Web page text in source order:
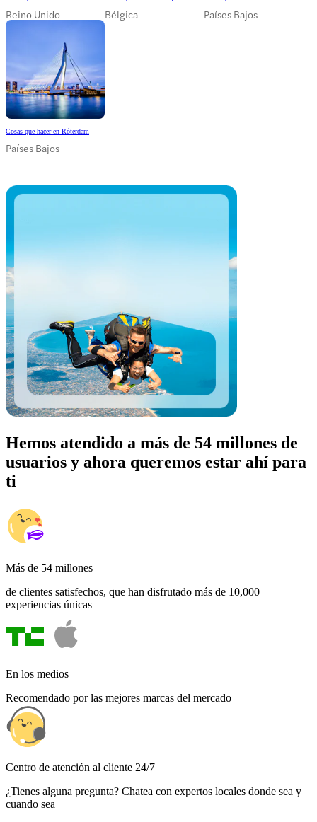
Reino Unido Bélgica Países Bajos
Cosas que hacer en Róterdam
Países Bajos
Hemos atendido a más de 54 millones de
usuarios y ahora queremos estar ahí para
ti
Más de 54 millones
de clientes satisfechos, que han disfrutado más de 10,000
experiencias únicas
En los medios
Recomendado por las mejores marcas del mercado
Centro de atención al cliente 24/7
¿Tienes alguna pregunta? Chatea con expertos locales donde sea y
cuando sea